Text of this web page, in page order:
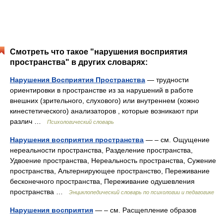
Смотреть что такое "нарушения восприятия
пространства" в других словарях:
Нарушения Восприятия Пространства — трудности
ориентировки в пространстве из за нарушений в работе
внешних (зрительного, слухового) или внутреннем (кожно
кинестетического) анализаторов , которые возникают при
различ …
Психологический словарь
Нарушения восприятия пространства — – см. Ощущение
нереальности пространства, Разделение пространства,
Удвоение пространства, Нереальность пространства, Сужение
пространства, Альтернирующее пространство, Переживание
бесконечного пространства, Переживание одушевления
пространства …
Энциклопедический словарь по психологии и педагогике
Нарушения восприятия — – см. Расщепление образов